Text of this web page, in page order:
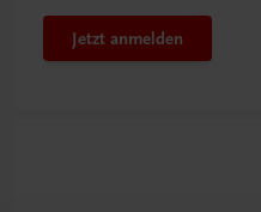
Jetzt anmelden